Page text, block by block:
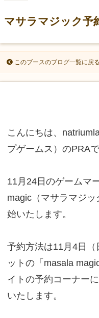
マサラマジック予
このブースのブログ一覧に戻る
こんにちは、
プゲームス）のPRAで
11月24日のゲームマ
magic（マサラマジ
始いたします。
予約方法は11月4日
ットの「masala
イトの予約コーナー
いたします。